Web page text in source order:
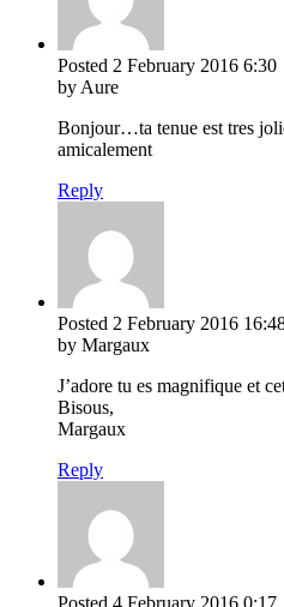
Posted 2 February 2016 6:30
by Aure
Bonjour…ta tenue est tres
amicalement
Reply
Posted 2 February 2016
by Margaux
J’adore tu es magnifique et
Bisous,
Margaux
Reply
Posted 4 February 2016 0:17